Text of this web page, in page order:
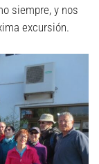
siempre, y nos
excursión.